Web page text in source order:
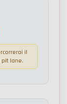
il
lane.